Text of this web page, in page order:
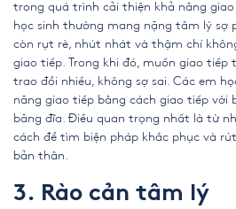
trong quá trình cải thiện khả năng
học sinh thường mang nặng tâm lý sợ
còn rụt rè, nhút nhát và thậm chí
giao tiếp. Trong khi đó, muốn giao tiếp
trao đổi nhiều, không sợ sai. Các em
năng giao tiếp bằng cách giao tiếp với
băng đĩa. Điều quan trọng nhất là từ
cách để tìm biện pháp khắc phục và
bản thân.
3. Rào cản tâm lý